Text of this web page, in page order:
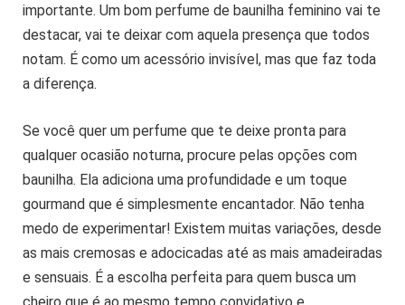
importante. Um bom perfume de baunilha feminino vai te
destacar, vai te deixar com aquela presença que todos
notam. É como um acessório invisível, mas que faz toda
a diferença.
Se você quer um perfume que te deixe pronta para
qualquer ocasião noturna, procure pelas opções com
baunilha. Ela adiciona uma profundidade e um toque
gourmand que é simplesmente encantador. Não tenha
medo de experimentar! Existem muitas variações, desde
as mais cremosas e adocicadas até as mais amadeiradas
e sensuais. É a escolha perfeita para quem busca um
cheiro que é ao mesmo tempo convidativo e